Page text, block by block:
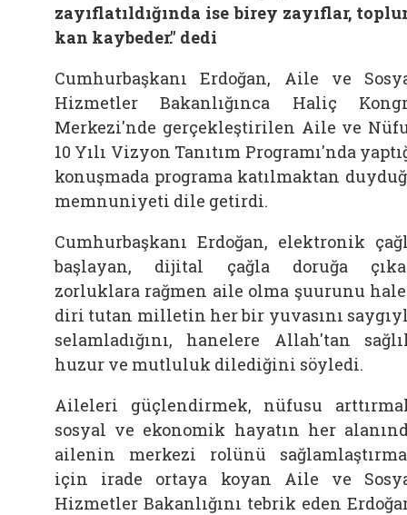
zayıflatıldığında ise birey zayıflar,
kan kaybeder." dedi
Cumhurbaşkanı Erdoğan, Aile ve
Hizmetler Bakanlığınca Haliç
Merkezi'nde gerçekleştirilen Aile ve
10 Yılı Vizyon Tanıtım Programı'nda
konuşmada programa katılmaktan
memnuniyeti dile getirdi.
Cumhurbaşkanı Erdoğan, elektronik
başlayan, dijital çağla doruğa
zorluklara rağmen aile olma şuurunu
diri tutan milletin her bir yuvasını
selamladığını, hanelere Allah'tan
huzur ve mutluluk dilediğini söyledi.
Aileleri güçlendirmek, nüfusu
sosyal ve ekonomik hayatın her
ailenin merkezi rolünü
için irade ortaya koyan Aile ve
Hizmetler Bakanlığını tebrik eden